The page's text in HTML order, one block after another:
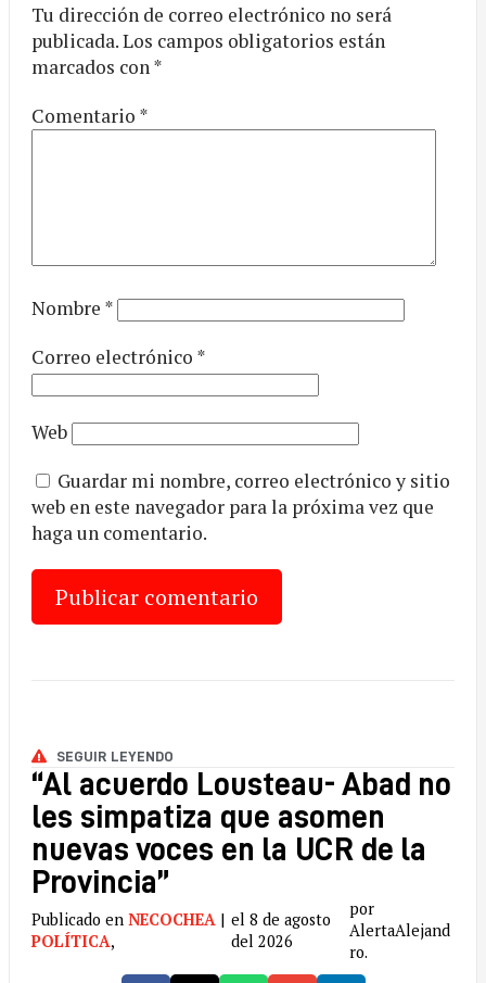
Tu dirección de correo electrónico no será
publicada.Los campos obligatorios están
marcados con*
Comentario *
Nombre *
Correo electrónico *
Web
Guardar mi nombre, correo electrónico y sitio
web en este navegador para la próxima vez que
haga un comentario.
SEGUIR LEYENDO
“Al acuerdo Lousteau- Abad no
les simpatiza que asomen
nuevas voces en la UCR de la
Provincia”
Publicado en NECOCHEA |
POLÍTICA,
el 8 de agosto
del 2026
por
AlertaAlejand
ro.